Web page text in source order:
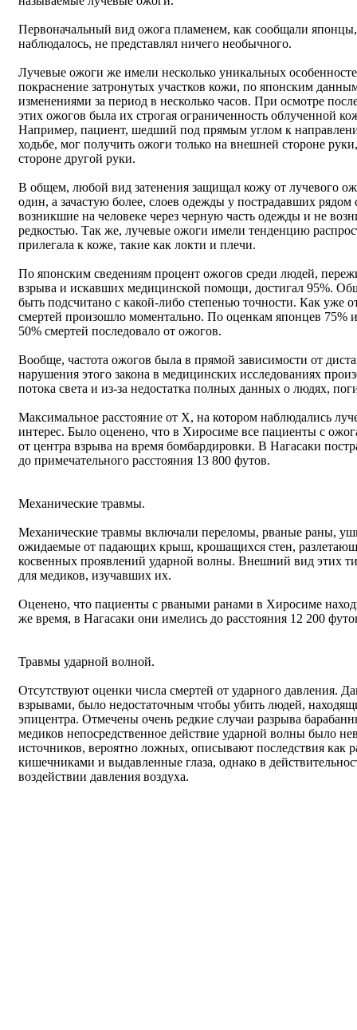
Первоначальный вид ожога пламенем, как сообщали
наблюдалось, не представлял ничего необычного.
Лучевые ожоги же имели несколько уникальных
покраснение затронутых участков кожи, по японским
изменениями за период в несколько часов. При осмотре
этих ожогов была их строгая ограниченность облученной
Например, пациент, шедший под прямым углом к
ходьбе, мог получить ожоги только на внешней стороне
стороне другой руки.
В общем, любой вид затенения защищал кожу от лучевого
один, а зачастую более, слоев одежды у пострадавших
возникшие на человеке через черную часть одежды и не
редкостью. Так же, лучевые ожоги имели тенденцию
прилегала к коже, такие как локти и плечи.
По японским сведениям процент ожогов среди людей,
взрыва и искавших медицинской помощи, достигал 95%.
быть подсчитано с какой-либо степенью точности. Как уже
смертей произошло моментально. По оценкам японцев 75%
50% смертей последовало от ожогов.
Вообще, частота ожогов была в прямой зависимости от
нарушения этого закона в медицинских исследованиях
потока света и из-за недостатка полных данных о людях,
Максимальное расстояние от X, на котором наблюдались
интерес. Было оценено, что в Хиросиме все пациенты с
от центра взрыва на время бомбардировки. В Нагасаки
до примечательного расстояния 13 800 футов.
Механические травмы.
Механические травмы включали переломы, рваные раны,
ожидаемые от падающих крыш, крошащихся стен,
косвенных проявлений ударной волны. Внешний вид этих
для медиков, изучавших их.
Оценено, что пациенты с рваными ранами в Хиросиме
же время, в Нагасаки они имелись до расстояния 12 200
Травмы ударной волной.
Отсутствуют оценки числа смертей от ударного давления.
взрывами, было недостаточным чтобы убить людей,
эпицентра. Отмечены очень редкие случаи разрыва
медиков непосредственное действие ударной волны было
источников, вероятно ложных, описывают последствия
кишечниками и выдавленные глаза, однако в
воздействии давления воздуха.